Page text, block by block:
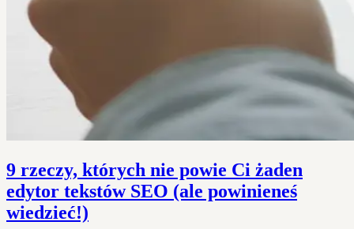
9 rzeczy, których nie powie Ci żaden
edytor tekstów SEO (ale powinieneś
wiedzieć!)